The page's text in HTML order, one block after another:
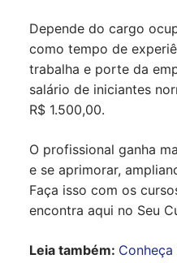
Depende do cargo
como tempo de
trabalha e porte da
salário de iniciantes
R$ 1.500,00.
O profissional ganha
e se aprimorar,
Faça isso com os
encontra aqui no Seu
Leia também: